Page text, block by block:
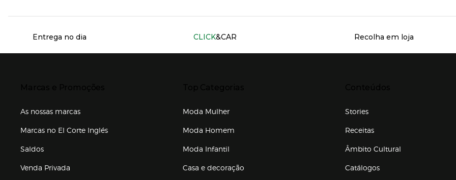
Servicios destacados
Entrega no dia CLICK&CAR Recolha em loja
As nossas marcas
Marcas no El Corte Inglés
Saldos
Venda Privada
Moda Mulher
Moda Homem
Moda Infantil
Casa e decoração
Stories
Receitas
Âmbito Cultural
Catálogos